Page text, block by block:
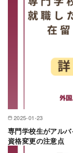
2025-01-23
専門学校生がアル
資格変更の注意点